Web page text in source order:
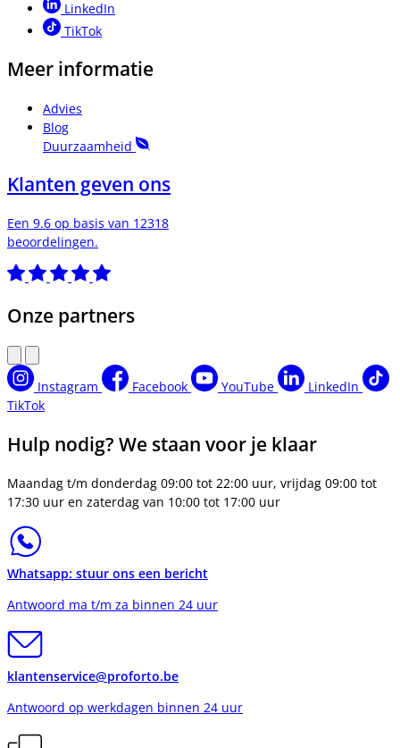
LinkedIn
TikTok
Meer informatie
Advies
Blog
Duurzaamheid
Klanten geven ons
Een 9.6 op basis van 12318
beoordelingen.
Onze partners
Instagram Facebook YouTube
LinkedIn
TikTok
Hulp nodig? We staan voor je klaar
Maandag t/m donderdag 09:00 tot 22:00 uur, vrijdag 09:00 tot
17:30 uur en zaterdag van 10:00 tot 17:00 uur
Whatsapp: stuur ons een bericht
Antwoord ma t/m za binnen 24 uur
klantenservice@proforto.be
Antwoord op werkdagen binnen 24 uur